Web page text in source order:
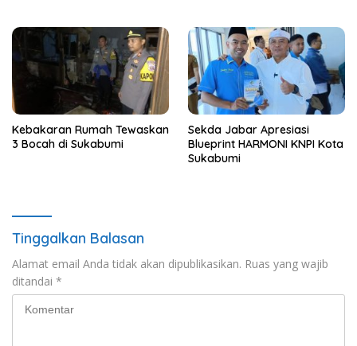
Kebakaran Rumah Tewaskan
3 Bocah di Sukabumi
Sekda Jabar Apresiasi
Blueprint HARMONI KNPI Kota
Sukabumi
Tinggalkan Balasan
Alamat email Anda tidak akan dipublikasikan. Ruas yang wajib
ditandai *